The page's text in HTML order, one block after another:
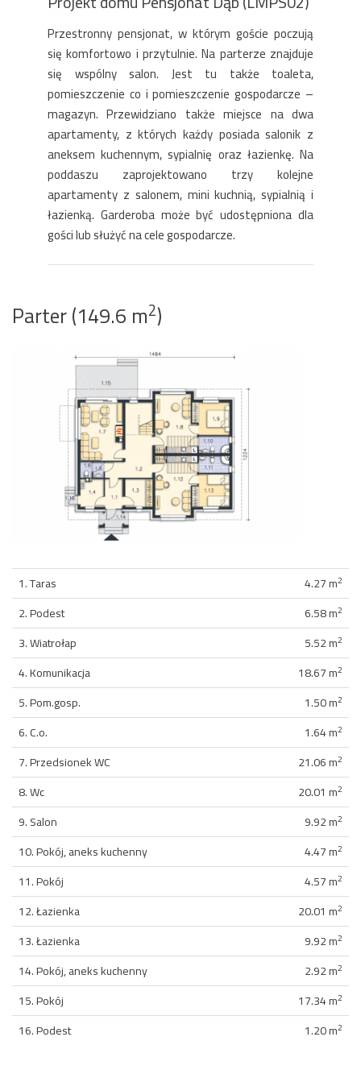
Przestronny pensjonat, w którym goście poczują
się komfortowo i przytulnie. Na parterze znajduje
się wspólny salon. Jest tu także toaleta,
pomieszczenie co i pomieszczenie gospodarcze –
magazyn. Przewidziano także miejsce na dwa
apartamenty, z których każdy posiada salonik z
aneksem kuchennym, sypialnię oraz łazienkę. Na
poddaszu zaprojektowano trzy kolejne
apartamenty z salonem, mini kuchnią, sypialnią i
łazienką. Garderoba może być udostępniona dla
gości lub służyć na cele gospodarcze.
Parter (149.6 m2)
1. Taras 4.27 m2
2. Podest 6.58 m2
3. Wiatrołap 5.52 m2
4. Komunikacja 18.67 m2
5. Pom.gosp. 1.50 m2
6. C.o. 1.64 m2
7. Przedsionek WC 21.06 m2
8. Wc 20.01 m2
9. Salon 9.92 m2
10. Pokój, aneks kuchenny 4.47 m2
11. Pokój 4.57 m2
12. Łazienka 20.01 m2
13. Łazienka 9.92 m2
14. Pokój, aneks kuchenny 2.92 m2
15. Pokój 17.34 m2
16. Podest 1.20 m2